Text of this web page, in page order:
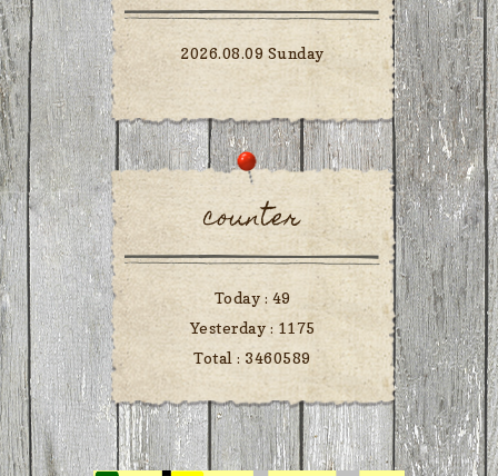
2026.08.09 Sunday
counter
Today : 49
Yesterday : 1175
Total : 3460589